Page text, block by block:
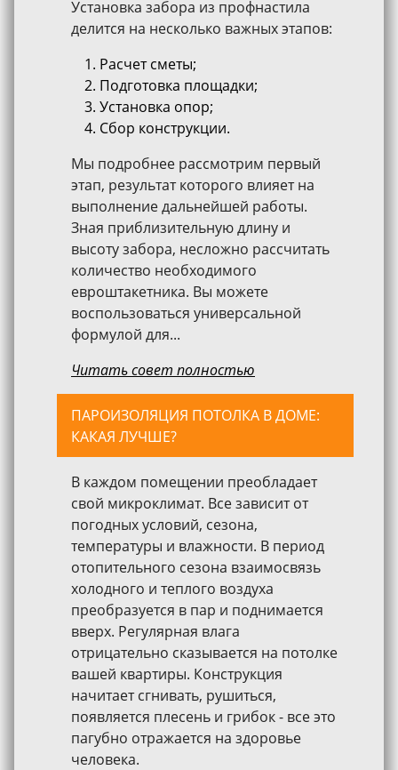
Установка забора из профнастила
делится на несколько важных этапов:
Расчет сметы;
Подготовка площадки;
Установка опор;
Сбор конструкции.
Мы подробнее рассмотрим первый
этап, результат которого влияет на
выполнение дальнейшей работы.
Зная приблизительную длину и
высоту забора, несложно рассчитать
количество необходимого
евроштакетника. Вы можете
воспользоваться универсальной
формулой для...
Читать совет полностью
ПАРОИЗОЛЯЦИЯ ПОТОЛКА В ДОМЕ:
КАКАЯ ЛУЧШЕ?
В каждом помещении преобладает
свой микроклимат. Все зависит от
погодных условий, сезона,
температуры и влажности. В период
отопительного сезона взаимосвязь
холодного и теплого воздуха
преобразуется в пар и поднимается
вверх. Регулярная влага
отрицательно сказывается на потолке
вашей квартиры. Конструкция
начитает сгнивать, рушиться,
появляется плесень и грибок - все это
пагубно отражается на здоровье
человека.